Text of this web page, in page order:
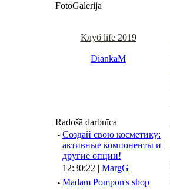
FotoGalerija
Клуб life 2019
DiankaM
Radošā darbnīca
· Создай свою косметику:
активные компоненты и
другие опции!
12:30:22 | MargG
· Madam Pompon's shop